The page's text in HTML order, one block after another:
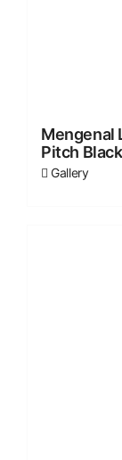
Mengenal
Pitch
Gallery